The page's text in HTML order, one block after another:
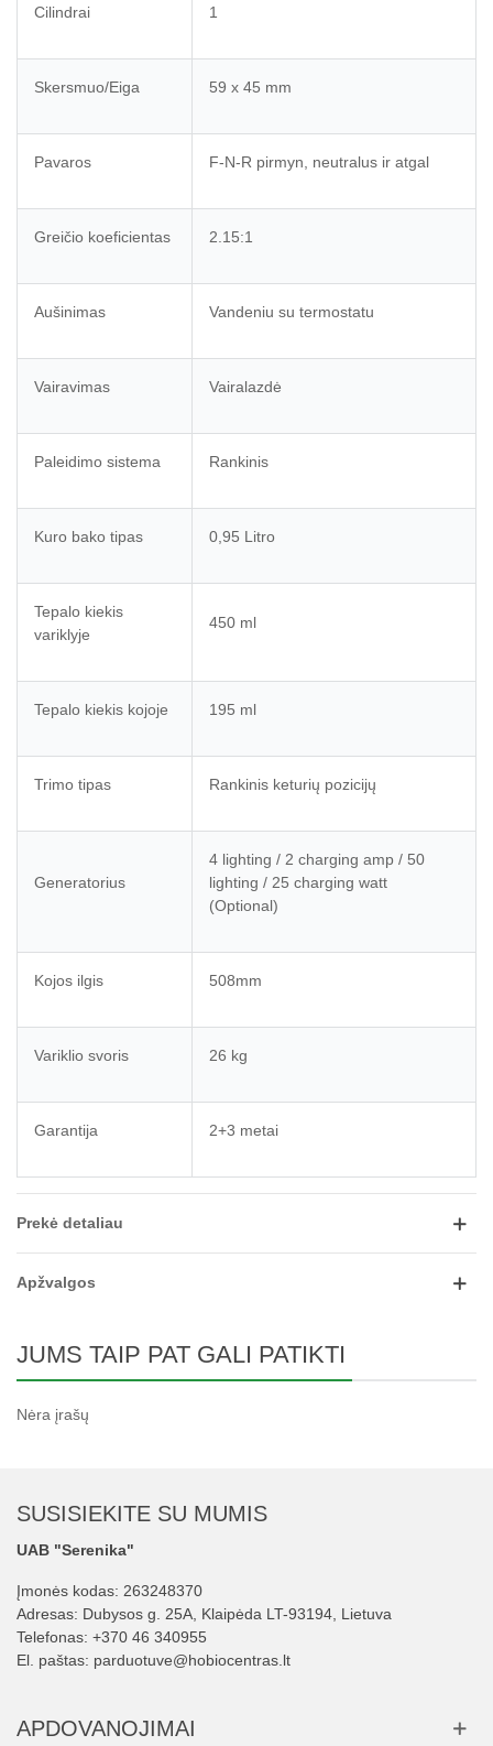
Cilindrai 1
Skersmuo/Eiga 59 x 45 mm
Pavaros F-N-R pirmyn, neutralus ir atgal
Greičio koeficientas 2.15:1
Aušinimas Vandeniu su termostatu
Vairavimas Vairalazdė
Paleidimo sistema Rankinis
Kuro bako tipas 0,95 Litro
Tepalo kiekis
variklyje
450 ml
Tepalo kiekis kojoje 195 ml
Trimo tipas Rankinis keturių pozicijų
Generatorius
4 lighting / 2 charging amp / 50
lighting / 25 charging watt
(Optional)
Kojos ilgis 508mm
Variklio svoris 26 kg
Garantija 2+3 metai
Prekė detaliau
Apžvalgos
JUMS TAIP PAT GALI PATIKTI
Nėra įrašų
SUSISIEKITE SU MUMIS
UAB "Serenika"
Įmonės kodas: 263248370
Adresas: Dubysos g. 25A, Klaipėda LT-93194, Lietuva
Telefonas: +370 46 340955
El. paštas: parduotuve@hobiocentras.lt
APDOVANOJIMAI